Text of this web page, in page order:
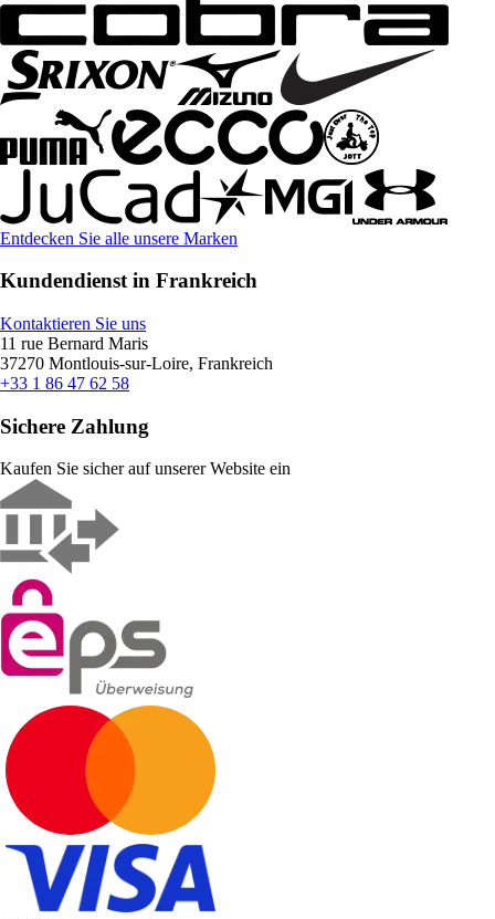
Entdecken Sie alle unsere Marken
Kundendienst in Frankreich
Kontaktieren Sie uns
11 rue Bernard Maris
37270 Montlouis-sur-Loire, Frankreich
+33 1 86 47 62 58
Sichere Zahlung
Kaufen Sie sicher auf unserer Website ein